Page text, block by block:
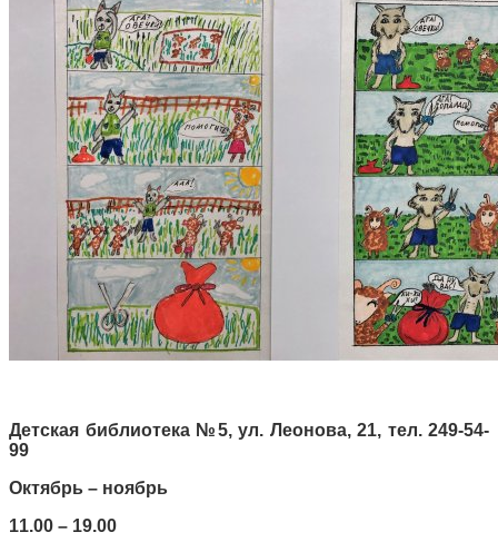
Детская библиотека №5, ул. Леонова, 21, тел. 249-54-
99
Октябрь – ноябрь
11.00 – 19.00